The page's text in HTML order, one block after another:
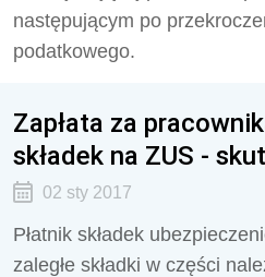
następującym po
podatkowego.
Zapłata za
składek na ZUS -
02 sty 2017
Płatnik składek
zaległe składki w części